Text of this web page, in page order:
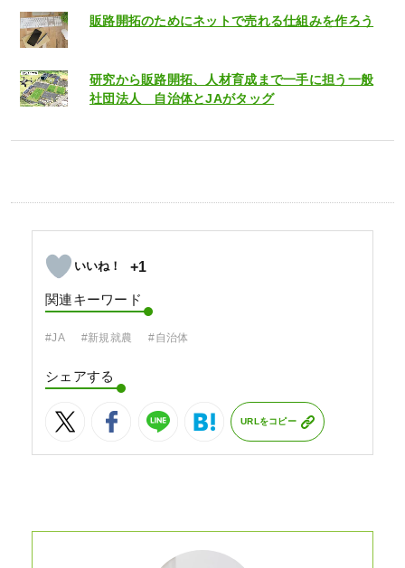
販路開拓のためにネットで売れる仕組みを作ろう
研究から販路開拓、人材育成まで一手に担う一般
社団法人 自治体とJAがタッグ
+1
関連キーワード
#JA #新規就農 #自治体
シェアする
URLをコピー